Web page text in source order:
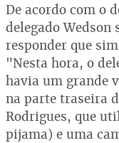
De acordo com o
delegado Wedson
responder que
"Nesta hora, o
havia um grande
na parte traseira
Rodrigues, que
pijama) e uma